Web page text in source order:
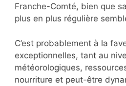
Franche-Comté, bien que
plus en plus régulière
C’est probablement à la
exceptionnelles, tant au
météorologiques,
nourriture et peut-être